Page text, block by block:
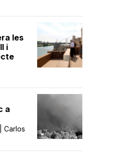
les
i
a
Carlos